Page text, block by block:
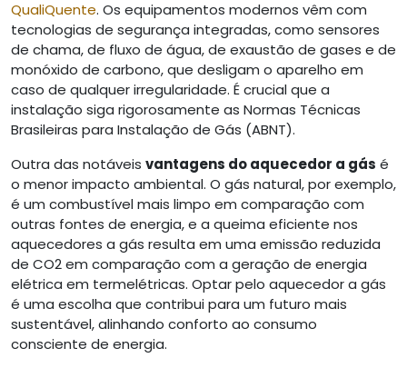
QualiQuente. Os equipamentos modernos vêm com
tecnologias de segurança integradas, como sensores
de chama, de fluxo de água, de exaustão de gases e de
monóxido de carbono, que desligam o aparelho em
caso de qualquer irregularidade. É crucial que a
instalação siga rigorosamente as Normas Técnicas
Brasileiras para Instalação de Gás (ABNT).
Outra das notáveis vantagens do aquecedor a gás é
o menor impacto ambiental. O gás natural, por exemplo,
é um combustível mais limpo em comparação com
outras fontes de energia, e a queima eficiente nos
aquecedores a gás resulta em uma emissão reduzida
de CO2 em comparação com a geração de energia
elétrica em termelétricas. Optar pelo aquecedor a gás
é uma escolha que contribui para um futuro mais
sustentável, alinhando conforto ao consumo
consciente de energia.